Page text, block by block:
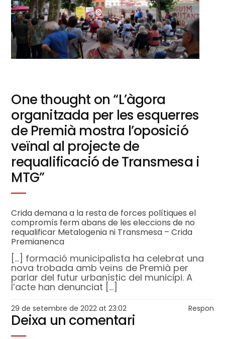
One thought on “L’àgora
organitzada per les esquerres
de Premià mostra l’oposició
veïnal al projecte de
requalificació de Transmesa i
MTG”
Crida demana a la resta de forces polítiques el
compromís ferm abans de les eleccions de no
requalificar Metalogenia ni Transmesa – Crida
Premianenca
[…] formació municipalista ha celebrat una
nova trobada amb veïns de Premià per
parlar del futur urbanístic del municipi. A
l’acte han denunciat […]
29 de setembre de 2022 at 23:02 Respon
Deixa un comentari